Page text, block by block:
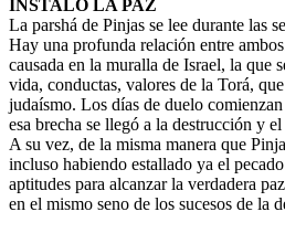
INSTALÓ LA PAZ
La parshá de Pinjas se lee durante las
Hay una profunda relación entre
causada en la muralla de Israel, la que
vida, conductas, valores de la Torá,
judaísmo. Los días de duelo
esa brecha se llegó a la destrucción y
A su vez, de la misma manera que
incluso habiendo estallado ya el
aptitudes para alcanzar la verdadera
en el mismo seno de los sucesos de la